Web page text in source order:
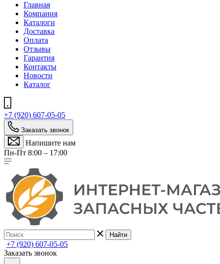
Главная
Компания
Каталоги
Доставка
Оплата
Отзывы
Гарантия
Контакты
Новости
Каталог
+7 (920) 607-05-05
Заказать звонок
Напишите нам
Пн-Пт 8:00 – 17:00
Найти
+7 (920) 607-05-05
Заказать звонок